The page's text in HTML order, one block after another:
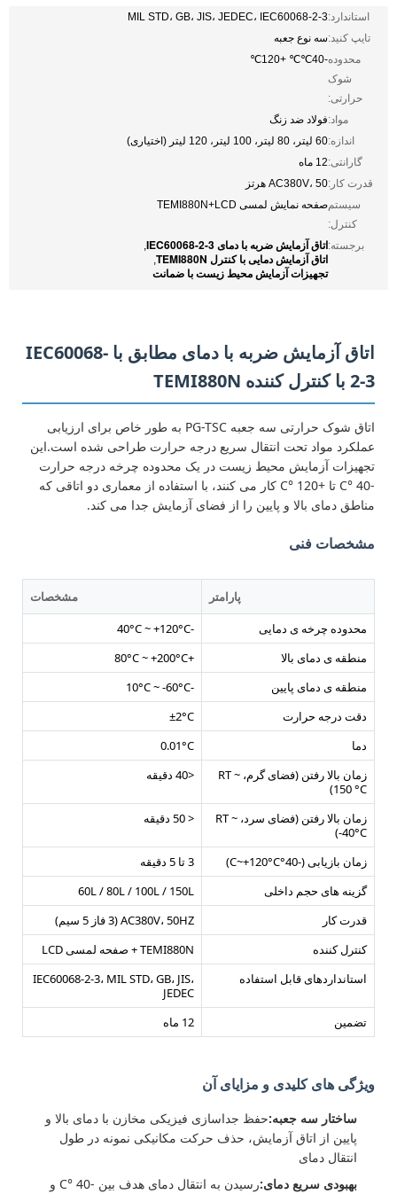
استاندارد:MIL STD، GB، JIS، JEDEC، IEC60068-2-3
تایپ کنید:سه نوع جعبه
محدوده
شوک
حرارتی:
-40℃℃ +120℃
مواد:فولاد ضد زنگ
اندازه:60 لیتر، 80 لیتر، 100 لیتر، 120 لیتر (اختیاری)
گارانتی:12 ماه
قدرت کار:AC380V، 50 هرتز
سیستم
کنترل:
صفحه نمایش لمسی TEMI880N+LCD
برجسته:اتاق آزمایش ضربه با دمای IEC60068-2-3 ,
اتاق آزمایش دمایی با کنترل TEMI880N ,
تجهیزات آزمایش محیط زیست با ضمانت
اتاق آزمایش ضربه با دمای مطابق با IEC60068-
2-3 با کنترل کننده TEMI880N
اتاق شوک حرارتی سه جعبه PG-TSC به طور خاص برای ارزیابی
عملکرد مواد تحت انتقال سریع درجه حرارت طراحی شده است.این
تجهیزات آزمایش محیط زیست در یک محدوده چرخه درجه حرارت
-40 °C تا +120 °C کار می کنند، با استفاده از معماری دو اتاقی که
مناطق دمای بالا و پایین را از فضای آزمایش جدا می کند.
مشخصات فنی
پارامتر
مشخصات
محدوده چرخه ی دمایی
-40°C ~ +120°C
منطقه ی دمای بالا
+80°C ~ +200°C
منطقه ی دمای پایین
-10°C ~ -60°C
دقت درجه حرارت
±2°C
دما
0.01°C
زمان بالا رفتن (فضای گرم، RT ~
150 °C)
<40 دقیقه
زمان بالا رفتن (فضای سرد، RT ~
-40°C)
< 50 دقیقه
زمان بازیابی (-40°C~+120°C)
3 تا 5 دقیقه
گزینه های حجم داخلی
60L / 80L / 100L / 150L
قدرت کار
AC380V، 50HZ (3 فاز 5 سیم)
کنترل کننده
TEMI880N + صفحه لمسی LCD
استانداردهای قابل استفاده
IEC60068-2-3، MIL STD، GB، JIS،
JEDEC
تضمین
12 ماه
ویژگی های کلیدی و مزایای آن
ساختار سه جعبه:حفظ جداسازی فیزیکی مخازن با دمای بالا و
پایین از اتاق آزمایش، حذف حرکت مکانیکی نمونه در طول
انتقال دمای
بهبودی سریع دمای:
رسیدن به انتقال دمای هدف بین -40 °C و